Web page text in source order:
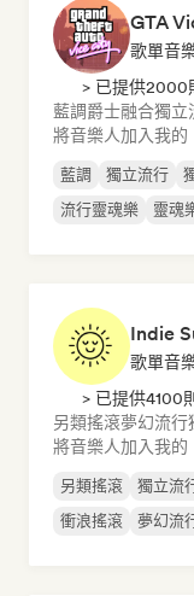
GTA
歌單音
> 已提供2000
藍調爵士融合獨立
將音樂人加入我的
藍調 獨立流行
流行靈魂樂
靈魂
Indie
歌單音
> 已提供4100
另類搖滾夢幻流行
將音樂人加入我的
另類搖滾 獨立流
衝浪搖滾
夢幻流